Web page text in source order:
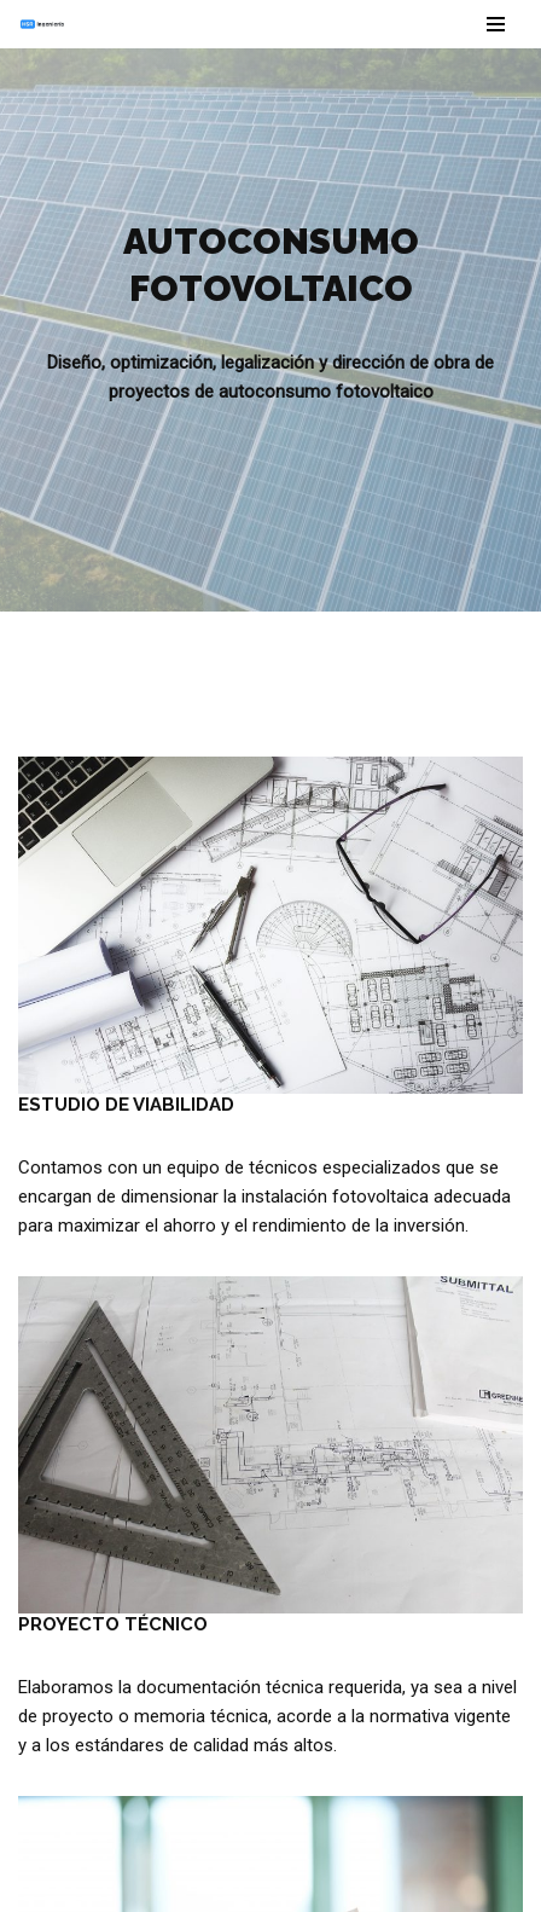
al
contenido
AUTOCONSUMO
FOTOVOLTAICO
Diseño, optimización, legalización y dirección de obra de
proyectos de autoconsumo fotovoltaico
ESTUDIO DE VIABILIDAD
Contamos con un equipo de técnicos especializados que se
encargan de dimensionar la instalación fotovoltaica adecuada
para maximizar el ahorro y el rendimiento de la inversión.
PROYECTO TÉCNICO
Elaboramos la documentación técnica requerida, ya sea a nivel
de proyecto o memoria técnica, acorde a la normativa vigente
y a los estándares de calidad más altos.